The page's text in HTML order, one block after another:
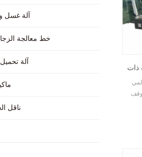
آلة غسل
خط معالجة
آلة
ناقل
ذات